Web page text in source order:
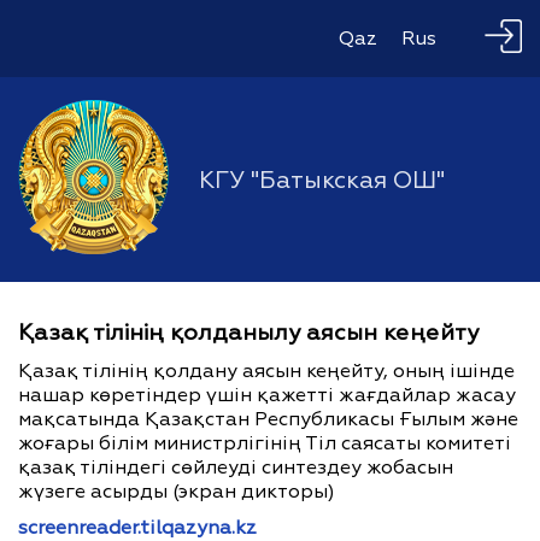
Qaz Rus
КГУ "Батыкская ОШ"
Қазақ тілінің қолданылу аясын кеңейту
Қазақ тілінің қолдану аясын кеңейту, оның ішінде
нашар көретіндер үшін қажетті жағдайлар жасау
мақсатында Қазақстан Республикасы Ғылым және
жоғары білім министрлігінің Тіл саясаты комитеті
қазақ тіліндегі сөйлеуді синтездеу жобасын
жүзеге асырды (экран дикторы)
screenreader.tilqazyna.kz